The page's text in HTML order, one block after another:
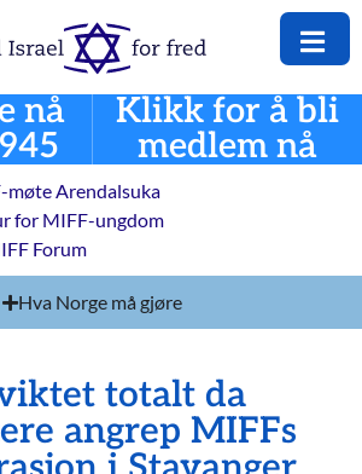
nå
Klikk for å bli
medlem nå
møte Arendalsuka
for MIFF-ungdom
Forum
Hva Norge må gjøre
totalt da
angrep MIFFs